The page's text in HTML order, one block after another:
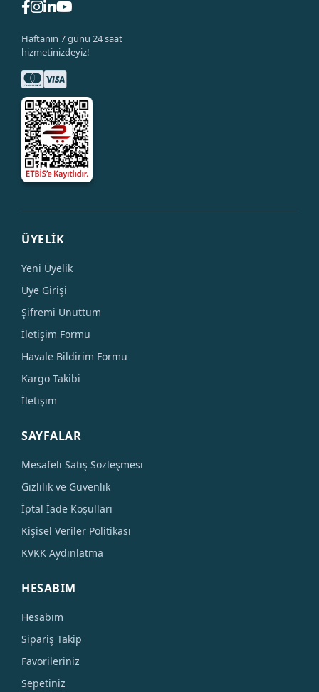
Haftanın 7 günü 24 saat
hizmetinizdeyiz!
ÜYELİK
Yeni Üyelik
Üye Girişi
Şifremi Unuttum
İletişim Formu
Havale Bildirim Formu
Kargo Takibi
İletişim
SAYFALAR
Mesafeli Satış Sözleşmesi
Gizlilik ve Güvenlik
İptal İade Koşulları
Kişisel Veriler Politikası
KVKK Aydınlatma
HESABIM
Hesabım
Sipariş Takip
Favorileriniz
Sepetiniz